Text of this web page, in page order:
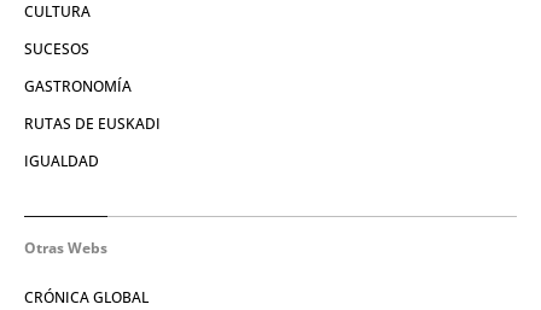
CULTURA
SUCESOS
GASTRONOMÍA
RUTAS DE EUSKADI
IGUALDAD
Otras Webs
CRÓNICA GLOBAL